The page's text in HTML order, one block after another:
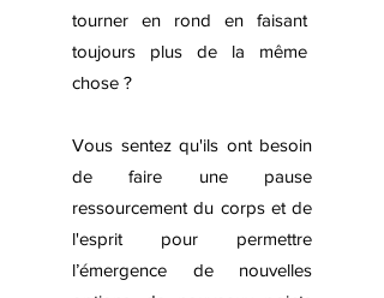
tourner en rond en faisant
toujours plus de la même
chose ?
Vous sentez qu'ils ont besoin
de faire une pause
ressourcement du corps et de
l'esprit pour permettre
l’émergence de nouvelles